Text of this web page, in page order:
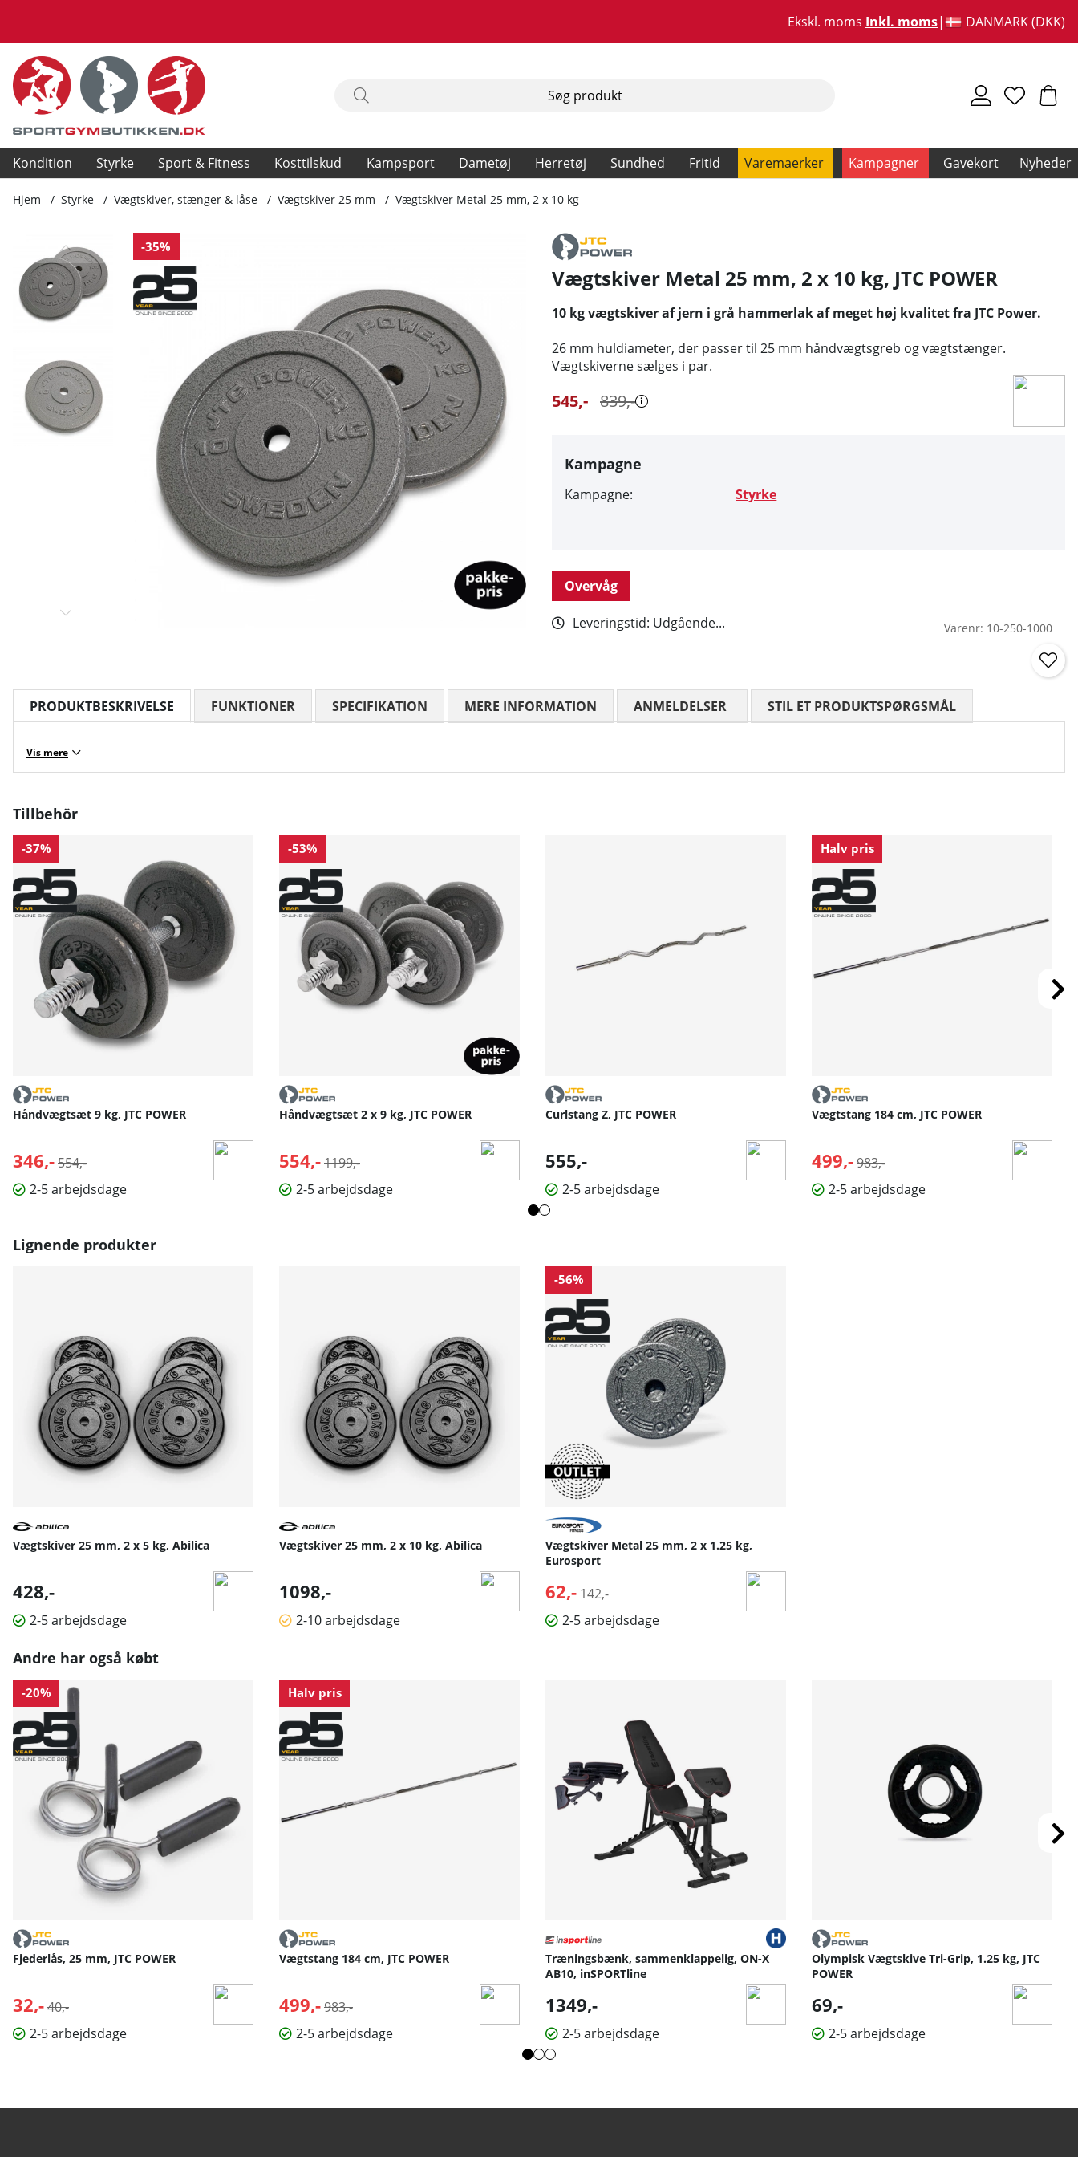
Ekskl. moms Inkl. moms DANMARK (DKK)
Kondition Styrke Sport & Fitness Kosttilskud Kampsport Dametøj Herretøj Sundhed Fritid Varemaerker Kampagner Gavekort Nyheder
Hjem Styrke Vægtskiver, stænger & låse Vægtskiver 25 mm Vægtskiver Metal 25 mm, 2 x 10 kg
-35%
Produktbilleder Vægtskiver Metal 25 mm, 2 x 10 kg
Vægtskiver Metal 25 mm, 2 x 10 kg, JTC POWER
10 kg vægtskiver af jern i grå hammerlak af meget høj kvalitet fra JTC Power.
26 mm huldiameter, der passer til 25 mm håndvægtsgreb og vægtstænger.
Vægtskiverne sælges i par.
839,-
545,-
Kampagne
Kampagne: Styrke
Overvåg
Leveringstid: Udgående... Varenr: 10-250-1000
PRODUKTBESKRIVELSE
Vis mere
FUNKTIONER SPECIFIKATION MERE INFORMATION ANMELDELSER GENNEMSNITLIG VURDERING 0 UD AF 5 ANTAL
STIL ET PRODUKTSPØRGSMÅL
Tillbehör
-37%
Håndvægtsæt 9 kg, JTC POWER
346,- Normalpris:
554,-
2-5 arbejdsdage
-53%
Håndvægtsæt 2 x 9 kg, JTC POWER
554,- Normalpris:
1199,-
2-5 arbejdsdage
Curlstang Z, JTC POWER
555,-
2-5 arbejdsdage
Halv pris
Vægtstang 184 cm, JTC POWER
499,- Normalpris:
983,-
2-5 arbejdsdage
Lignende produkter
Vægtskiver 25 mm, 2 x 5 kg, Abilica
428,-
2-5 arbejdsdage
Vægtskiver 25 mm, 2 x 10 kg, Abilica
1098,-
2-10 arbejdsdage
-56%
Vægtskiver Metal 25 mm, 2 x 1.25 kg,
Eurosport
62,- Normalpris:
142,-
2-5 arbejdsdage
Andre har også købt
-20%
Fjederlås, 25 mm, JTC POWER
32,- Normalpris:
40,-
2-5 arbejdsdage
Halv pris
Vægtstang 184 cm, JTC POWER
499,- Normalpris:
983,-
2-5 arbejdsdage
Træningsbænk, sammenklappelig, ON-X
AB10, inSPORTline
1349,-
2-5 arbejdsdage
Olympisk Vægtskive Tri-Grip, 1.25 kg, JTC
POWER
69,-
2-5 arbejdsdage